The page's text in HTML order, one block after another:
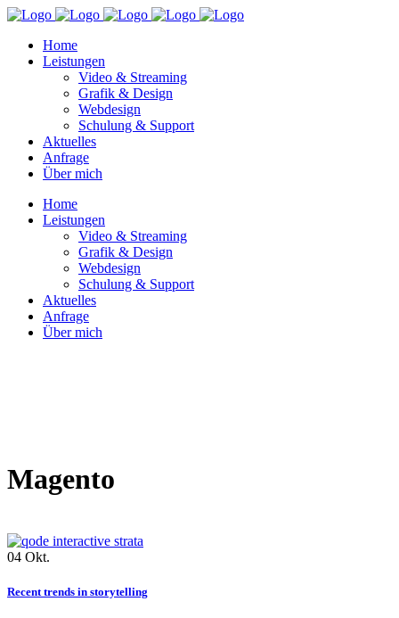
Home
Leistungen
Video & Streaming
Grafik & Design
Webdesign
Schulung & Support
Aktuelles
Anfrage
Über mich
Home
Leistungen
Video & Streaming
Grafik & Design
Webdesign
Schulung & Support
Aktuelles
Anfrage
Über mich
Magento
04 Okt.
Recent trends in storytelling